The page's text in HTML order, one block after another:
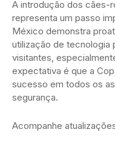
A introdução dos cães-
representa um passo
México demonstra
utilização de tecnologia
visitantes,
expectativa é que a
sucesso em todos os
segurança.
Acompanhe